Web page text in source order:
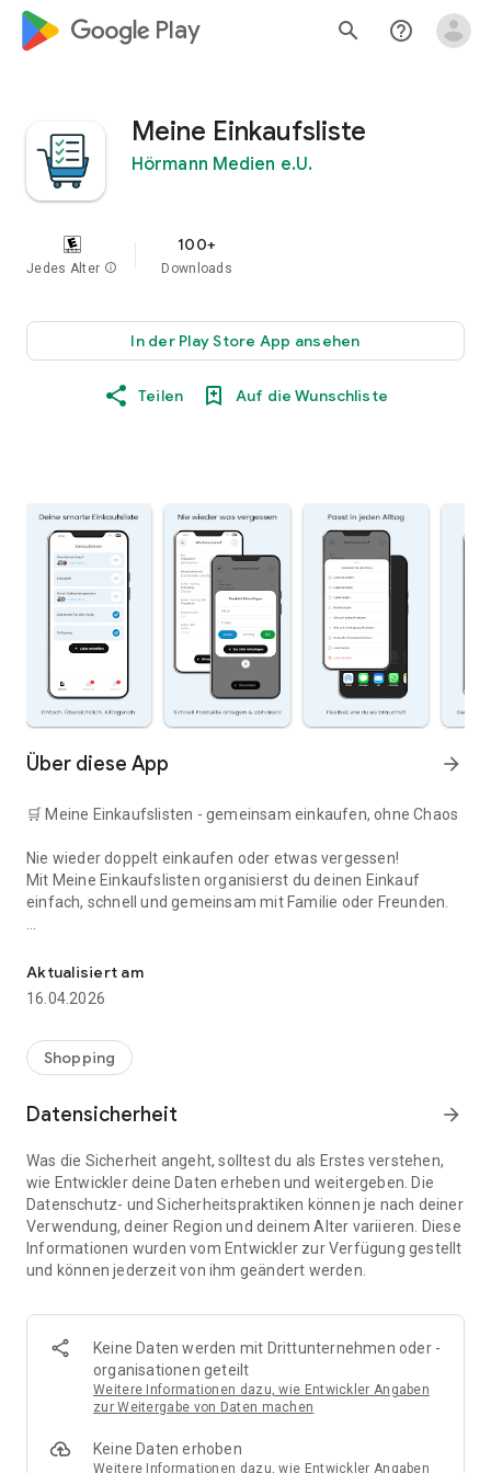
google_logo Play search help_outline
Meine Einkaufsliste
Hörmann Medien e.U.
Jedes Alter info
100+
Downloads
In der Play Store App ansehen
Teilen Auf die Wunschliste
Über diese App arrow_forward
🛒 Meine Einkaufslisten - gemeinsam einkaufen, ohne Chaos
Nie wieder doppelt einkaufen oder etwas vergessen!
Mit Meine Einkaufslisten organisierst du deinen Einkauf
einfach, schnell und gemeinsam mit Familie oder Freunden.
👨‍👩‍👧 Gemeinsame Einkaufslisten in Echtzeit: Alle sehen
⚡ Superschnell & einfach: Liste in Sekunden erstellen und
sofort loslegen.
📱 Immer dabei: Deine Einkaufsliste ist jederzeit auf deinem
🤝 Teilen leicht gemacht: Lade andere ein und erledigt den
Einkauf gemeinsam.
🍳 Zutaten direkt aus Rezepten übernehmen: Importiere
Zutaten von Rezept-Webseiten und verwandle sie
🚀 DEINE VORTEILE IM ALLTAG
* Nie wieder doppelte Einkäufe
* Kein Chaos mehr beim Einkaufen
* Bessere Abstimmung mit Familie & Freunden
* Perfekt für die Essensplanung
Aktualisiert am
16.04.2026
Shopping
Datensicherheit arrow_forward
Was die Sicherheit angeht, solltest du als Erstes verstehen,
wie Entwickler deine Daten erheben und weitergeben. Die
Datenschutz- und Sicherheitspraktiken können je nach deiner
Verwendung, deiner Region und deinem Alter variieren. Diese
Informationen wurden vom Entwickler zur Verfügung gestellt
und können jederzeit von ihm geändert werden.
Keine Daten werden mit Drittunternehmen oder -
organisationen geteilt
Weitere Informationen dazu, wie Entwickler Angaben
zur Weitergabe von Daten machen
Keine Daten erhoben
Weitere Informationen dazu, wie Entwickler Angaben